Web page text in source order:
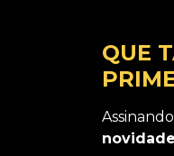
QUE